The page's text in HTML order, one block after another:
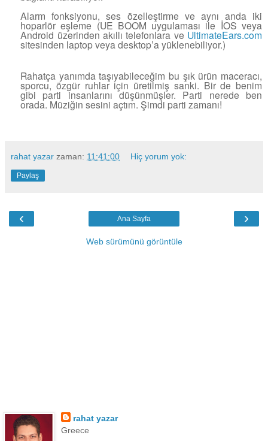
Alarm fonksiyonu, ses özelleştirme ve aynı anda iki
hoparlör eşleme (UE BOOM uygulaması ile İOS veya
Android üzerinden akıllı telefonlara ve UltimateEars.com
sitesinden laptop veya desktop’a yüklenebiliyor.)
Rahatça yanımda taşıyabileceğim bu şık ürün maceracı,
sporcu, özgür ruhlar için üretilmiş sanki. Bir de benim
gibi parti insanlarını düşünmüşler. Parti nerede ben
orada. Müziğin sesini açtım. Şimdi parti zamanı!
rahat yazar zaman: 11:41:00 Hiç yorum yok:
Paylaş
‹ ›
Ana Sayfa
Web sürümünü görüntüle
rahat yazar
Greece